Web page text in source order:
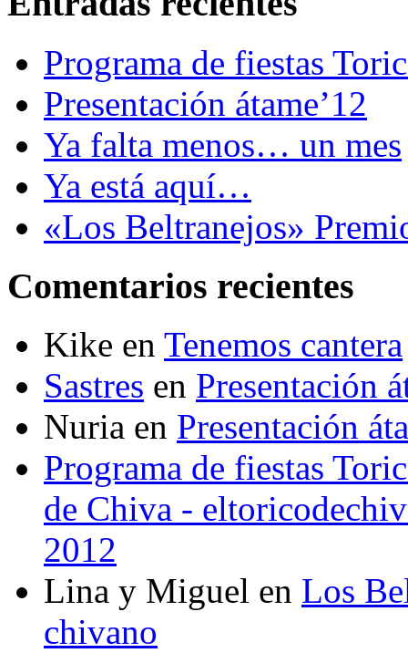
Programa de fiestas
Presentación átame’12
Ya falta menos… un mes
Ya está aquí…
«Los Beltranejos»
Comentarios recientes
Kike en Tenemos cantera
Sastres en Presentación
Nuria en Presentación
Programa de fiestas
de Chiva -
2012
Lina y Miguel en Los
chivano